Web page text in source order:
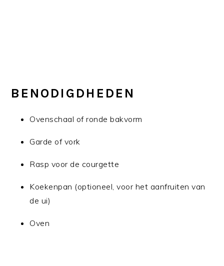
BENODIGDHEDEN
Ovenschaal of ronde bakvorm
Garde of vork
Rasp voor de courgette
Koekenpan (optioneel, voor het aanfruiten van
de ui)
Oven